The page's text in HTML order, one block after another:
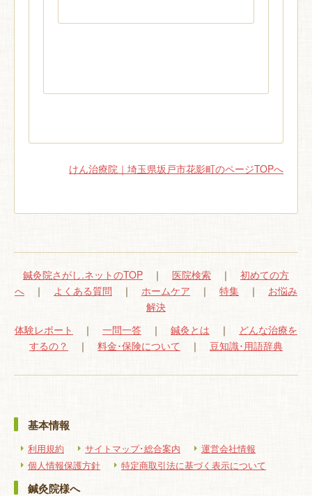
けん治療院｜埼玉県坂戸市花影町のページTOPへ
鍼灸院さがし.ネットのTOP ｜ 医院検索 ｜ 初めての方
へ ｜ よくある質問 ｜ ホームケア ｜ 特集 ｜ お悩み
解決
体験レポート
｜ 一問一答 ｜ 鍼灸とは ｜ どんな治療を
するの？
｜ 料金･保険について ｜ 豆知識･用語辞典
基本情報
利用規約 サイトマップ･総合案内
運営会社情報
個人情報保護方針
特定商取引法に基づく表示について
鍼灸院様へ